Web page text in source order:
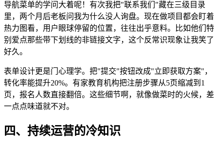
导航菜单的学问大着呢！有次我把"联系我们"藏在三级目录
里，两个月后老板问我为什么没人询盘。现在做项目都会盯着
热力图看，用户眼球停留的位置，往往出乎意料。比如他们特
别爱点那些带下划线的非链接文字，这个反常识现象让我笑了
好久。
表单设计更是门心理学。把"提交"按钮改成"立即获取方案"，
转化率能提升20%。有家教育机构把注册步骤从5页缩减到1
页，报名人数直接翻倍。这些细节啊，就像做菜时的火候，差
一点点味道就不对。
四、持续运营的冷知识